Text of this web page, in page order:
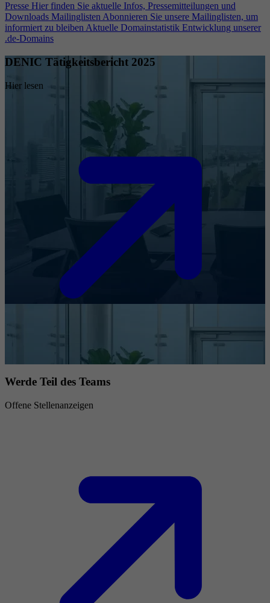
Presse Hier finden Sie aktuelle Infos, Pressemitteilungen und
Downloads Mailinglisten Abonnieren Sie unsere Mailinglisten, um
informiert zu bleiben Aktuelle Domainstatistik Entwicklung unserer
.de-Domains
DENIC Tätigkeitsbericht 2025
Hier lesen
Werde Teil des Teams
Offene Stellenanzeigen